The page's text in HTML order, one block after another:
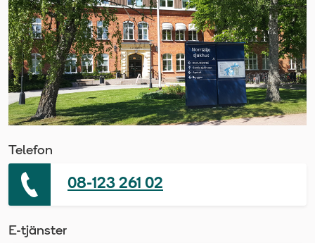
Telefon
08-123 261 02
E-tjänster